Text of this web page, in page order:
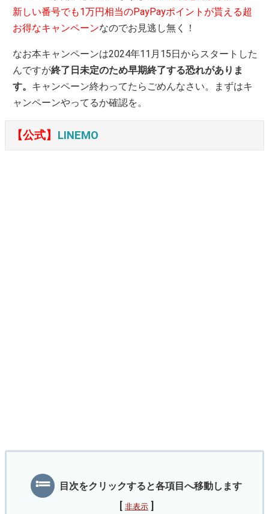
新しい番号でも1万円相当のPayPayポイントが貰える超
お得なキャンペーンなのでお見逃し無く！
なお本キャンペーンは2024年11月15日からスタートした
んですが終了日未定のため早期終了する恐れがありま
す。 キャンペーン終わってたらごめんなさい。まずはキ
ャンペーンやってるか確認を。
【公式】 LINEMO
目次をクリックすると各項目へ移動します
非表示